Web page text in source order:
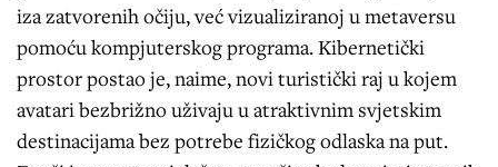
iza zatvorenih očiju, već vizualiziranoj u metaversu
pomoću kompjuterskog programa. Kibernetički
prostor postao je, naime, novi turistički raj u kojem
avatari bezbrižno uživaju u atraktivnim svjetskim
destinacijama bez potrebe fizičkog odlaska na put.